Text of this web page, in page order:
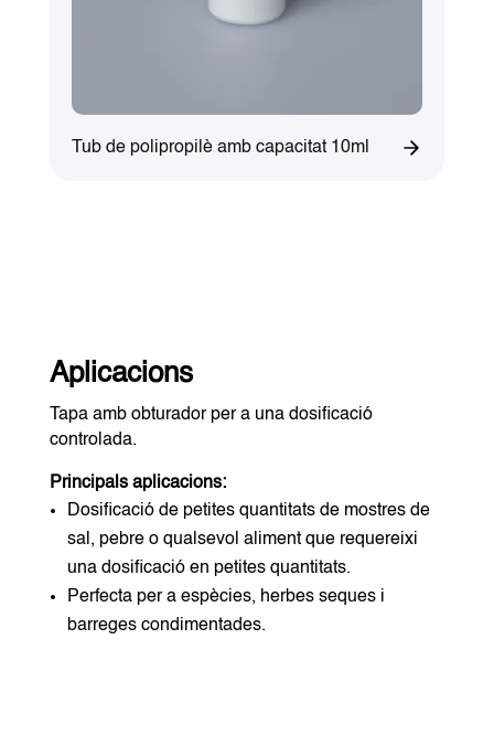
Tub de polipropilè amb capacitat 10ml
Aplicacions
Tapa amb obturador per a una dosificació
controlada.
Principals aplicacions:
Dosificació de petites quantitats de mostres de
sal, pebre o qualsevol aliment que requereixi
una dosificació en petites quantitats.
Perfecta per a espècies, herbes seques i
barreges condimentades.